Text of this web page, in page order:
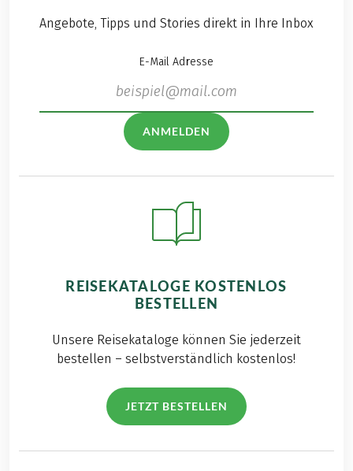
Angebote, Tipps und Stories direkt in Ihre Inbox
E-Mail Adresse
ANMELDEN
REISEKATALOGE KOSTENLOS
BESTELLEN
Unsere Reisekataloge können Sie jederzeit
bestellen – selbstverständlich kostenlos!
JETZT BESTELLEN